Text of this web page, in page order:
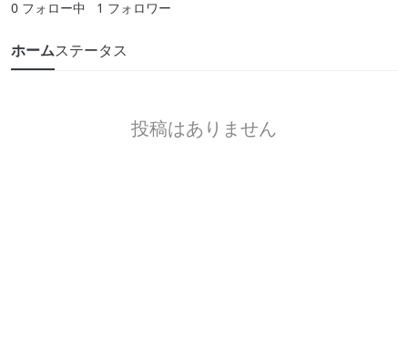
0 フォロー中 1 フォロワー
ホームステータス
投稿はありません